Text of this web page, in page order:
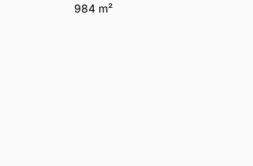
Poreč, dicht bij de haven
en plattegronden aan en zet de
984 m²